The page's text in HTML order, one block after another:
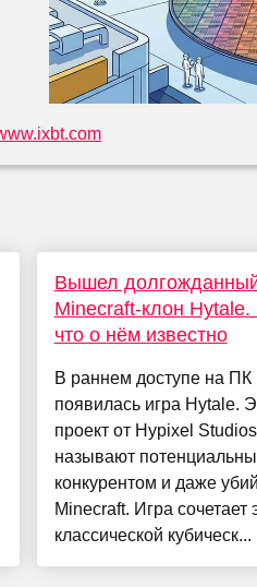
Вышел
Minecraft-клон Hytale.
что о нём известно
В раннем доступе на ПК
появилась игра Hytale.
проект от Hypixel
называют
конкурентом и даже
Minecraft. Игра сочетает
классической кубическ...